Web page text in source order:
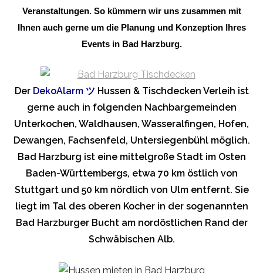
Veranstaltungen. So kümmern wir uns zusammen mit
Ihnen auch gerne um die Planung und Konzeption Ihres
Events in Bad Harzburg.
Der DekoAlarm ツ Hussen & Tischdecken Verleih ist
gerne auch in folgenden Nachbargemeinden
Unterkochen, Waldhausen, Wasseralfingen, Hofen,
Dewangen, Fachsenfeld, Untersiegenbühl möglich.
Bad Harzburg ist eine mittelgroße Stadt im Osten
Baden-Württembergs, etwa 70 km östlich von
Stuttgart und 50 km nördlich von Ulm entfernt. Sie
liegt im Tal des oberen Kocher in der sogenannten
Bad Harzburger Bucht am nordöstlichen Rand der
Schwäbischen Alb.